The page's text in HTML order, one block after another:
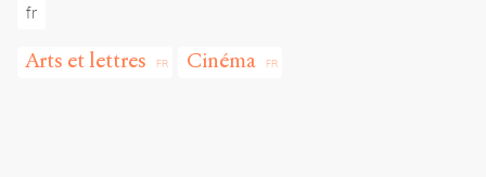
/
fr
Arts et lettres Cinéma